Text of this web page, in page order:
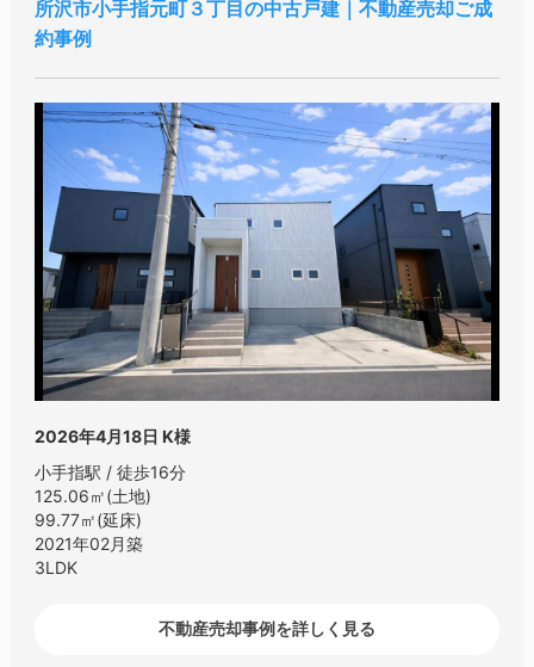
所沢市小手指元町３丁目の中古戸建｜不動産売却ご成
約事例
2026年4月18日 K様
小手指駅 / 徒歩16分
125.06㎡(土地)
99.77㎡(延床)
2021年02月築
3LDK
不動産売却事例を詳しく見る